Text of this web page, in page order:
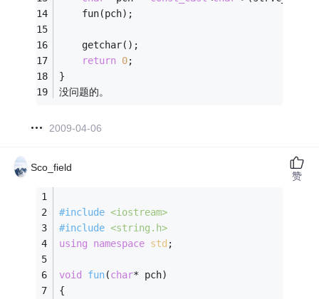
    fun(pch);
    getchar();
return 0;
}
没问题的。
2009-04-06
Sco_field
#include <iostream>
#include <string.h>
using
namespace std ;
void fun(char* pch)
{
赞